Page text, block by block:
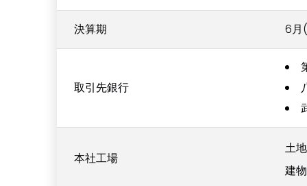
決算期 6月
取引先銀行
本社工場
土
建